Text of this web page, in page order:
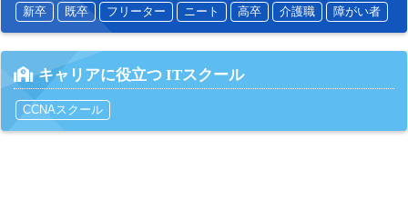
新卒
既卒 フリーター ニート 高卒 介護職 障がい者
キャリアに役立つ ITスクール
CCNAスクール